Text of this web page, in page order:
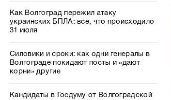
Как Волгоград пережил атаку
украинских БПЛА: все, что происходило
31 июля
Силовики и сроки: как одни генералы в
Волгограде покидают посты и «дают
корни» другие
Кандидаты в Госдуму от Волгоградской